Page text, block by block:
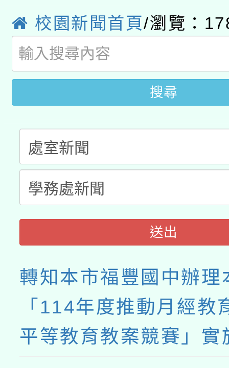
業成長研習」實施計畫
族教育國際趨勢與發展
新北市政府教育局辦理
師專業成長研習實施計
方素養工作坊新北場」
族語言臺北學習中心
「族語學習班」招生簡
轉知有關國立成功大學
文教學共融平台-教案
教育部國民及學前教育
年度COVID-19疫苗接
接種之民眾」措施，延
月28日止
校園新聞首頁/瀏覽：
搜尋
送出
轉知本市福豐國中辦理
「114年度推動月經教
平等教育教案競賽」實